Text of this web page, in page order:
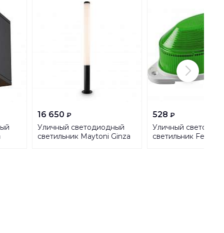
16 650 ₽
Уличный светодиодный
светильник Maytoni Ginza
528 ₽
Уличный
светильник Feron